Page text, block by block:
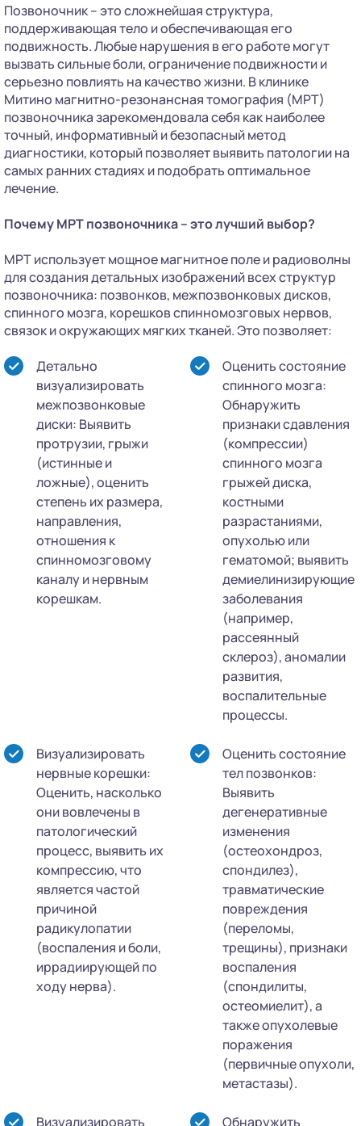
Позвоночник – это сложнейшая структура,
поддерживающая тело и обеспечивающая его
подвижность. Любые нарушения в его работе могут
вызвать сильные боли, ограничение подвижности и
серьезно повлиять на качество жизни. В клинике
Митино магнитно-резонансная томография (МРТ)
позвоночника зарекомендовала себя как наиболее
точный, информативный и безопасный метод
диагностики, который позволяет выявить патологии на
самых ранних стадиях и подобрать оптимальное
лечение.
Почему МРТ позвоночника – это лучший выбор?
МРТ использует мощное магнитное поле и радиоволны
для создания детальных изображений всех структур
позвоночника: позвонков, межпозвонковых дисков,
спинного мозга, корешков спинномозговых нервов,
связок и окружающих мягких тканей. Это позволяет:
Детально
визуализировать
межпозвонковые
диски: Выявить
протрузии, грыжи
(истинные и
ложные), оценить
степень их размера,
направления,
отношения к
спинномозговому
каналу и нервным
корешкам.
Оценить состояние
спинного мозга:
Обнаружить
признаки сдавления
(компрессии)
спинного мозга
грыжей диска,
костными
разрастаниями,
опухолью или
гематомой; выявить
демиелинизирующие
заболевания
(например,
рассеянный
склероз), аномалии
развития,
воспалительные
процессы.
Визуализировать
нервные корешки:
Оценить, насколько
они вовлечены в
патологический
процесс, выявить их
компрессию, что
является частой
причиной
радикулопатии
(воспаления и боли,
иррадиирующей по
ходу нерва).
Оценить состояние
тел позвонков:
Выявить
дегенеративные
изменения
(остеохондроз,
спондилез),
травматические
повреждения
(переломы,
трещины), признаки
воспаления
(спондилиты,
остеомиелит), а
также опухолевые
поражения
(первичные опухоли,
метастазы).
Визуализировать Обнаружить